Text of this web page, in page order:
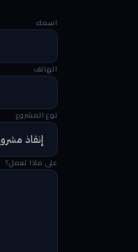
اسمك
الهاتف
نوع المشروع
على ماذا تعمل؟